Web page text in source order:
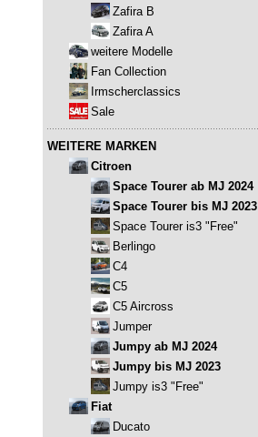
Zafira B
Zafira A
weitere Modelle
Fan Collection
Irmscherclassics
Sale
WEITERE MARKEN
Citroen
Space Tourer ab MJ 2024
Space Tourer bis MJ 2023
Space Tourer is3 "Free"
Berlingo
C4
C5
C5 Aircross
Jumper
Jumpy ab MJ 2024
Jumpy bis MJ 2023
Jumpy is3 "Free"
Fiat
Ducato